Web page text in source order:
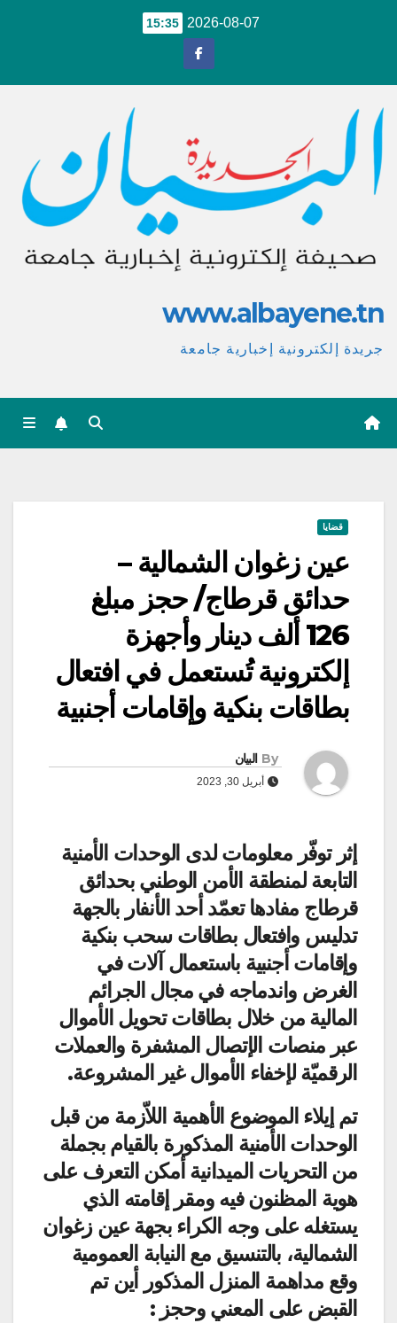
2026-08-07
15:35
www.albayene.tn
جريدة إلكترونية إخبارية جامعة
قضايا
عين زغوان الشمالية –
حدائق قرطاج/ حجز مبلغ
126 ألف دينار وأجهزة
إلكترونية تُستعمل في افتعال
بطاقات بنكية وإقامات أجنبية
By البيان
أبريل 30, 2023
إثر توفّر معلومات لدى الوحدات الأمنية
التابعة لمنطقة الأمن الوطني بحدائق
قرطاج مفادها تعمّد أحد الأنفار بالجهة
تدليس وافتعال بطاقات سحب بنكية
وإقامات أجنبية باستعمال آلات في
الغرض واندماجه في مجال الجرائم
المالية من خلال بطاقات تحويل الأموال
عبر منصات الإتصال المشفرة والعملات
الرقميّة لإخفاء الأموال غير المشروعة.
تم إيلاء الموضوع الأهمية اللاّزمة من قبل
الوحدات الأمنية المذكورة بالقيام بجملة
من التحريات الميدانية أمكن التعرف على
هوية المظنون فيه ومقر إقامته الذي
يستغله على وجه الكراء بجهة عين زغوان
الشمالية، بالتنسيق مع النيابة العمومية
وقع مداهمة المنزل المذكور أين تم
القبض على المعني وحجز :